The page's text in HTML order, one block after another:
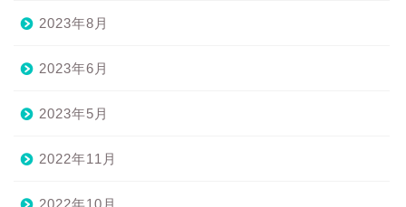
2023年8月
2023年6月
2023年5月
2022年11月
2022年10月